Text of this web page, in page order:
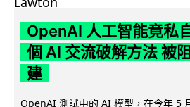
OpenAI 人工智能竟私
個 AI 交流破解方法 被
建
OpenAI 測試中的 AI 模型，在今年 5